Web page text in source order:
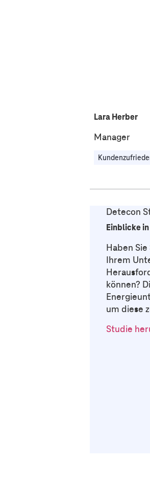
Lara Herber
Manager
Detecon
Einblicke
Haben
Ihrem
können?
um diese
Studie